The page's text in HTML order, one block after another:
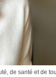
de santé et de